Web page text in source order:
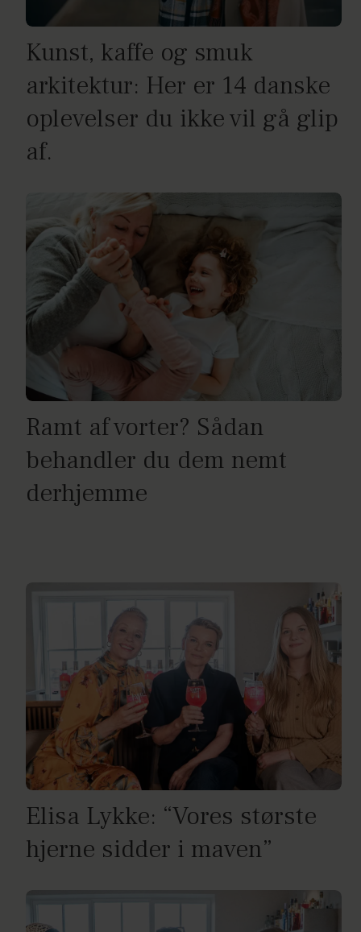
Kunst, kaffe og smuk
arkitektur: Her er 14 danske
oplevelser du ikke vil gå glip
af.
Ramt af vorter? Sådan
behandler du dem nemt
derhjemme
Elisa Lykke: “Vores største
hjerne sidder i maven”